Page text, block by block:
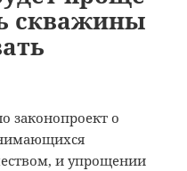
скважины
законопроект о
и упрощении